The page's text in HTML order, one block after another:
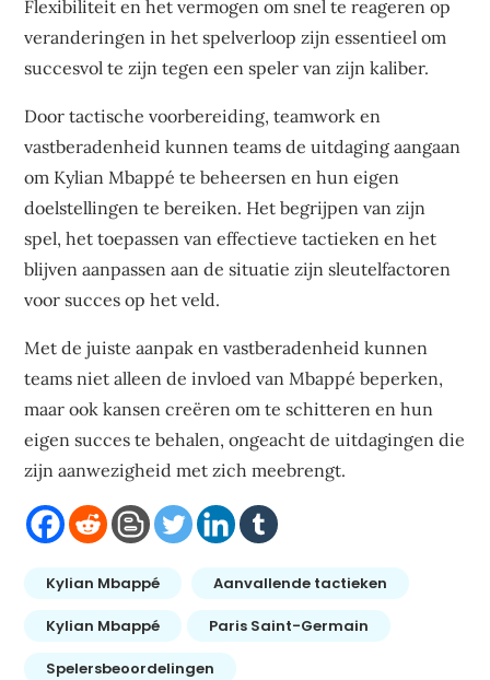
Flexibiliteit en het vermogen om snel te reageren op
veranderingen in het spelverloop zijn essentieel om
succesvol te zijn tegen een speler van zijn kaliber.
Door tactische voorbereiding, teamwork en
vastberadenheid kunnen teams de uitdaging aangaan
om Kylian Mbappé te beheersen en hun eigen
doelstellingen te bereiken. Het begrijpen van zijn
spel, het toepassen van effectieve tactieken en het
blijven aanpassen aan de situatie zijn sleutelfactoren
voor succes op het veld.
Met de juiste aanpak en vastberadenheid kunnen
teams niet alleen de invloed van Mbappé beperken,
maar ook kansen creëren om te schitteren en hun
eigen succes te behalen, ongeacht de uitdagingen die
zijn aanwezigheid met zich meebrengt.
Kylian Mbappé Aanvallende tactieken
Kylian Mbappé Paris Saint-Germain
Spelersbeoordelingen